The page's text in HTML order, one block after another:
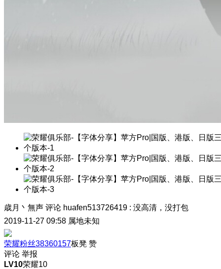
歳月丶無声 评论 huafen513726419 : 没高清，没打包
2019-11-27 09:58 属地未知
荣耀粉丝38360157板凳 赞
评论 举报
LV10荣耀10